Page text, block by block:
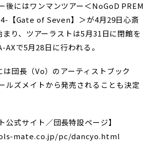
後にはワンマンツアー＜NoGoD PREM
【Gate of Seven】＞が4月29日心斎
り、ツアーラストは5月31日に閉館を
で5月28日に行われる。
は団長（Vo）のアーティストブック
ルズメイトから発売されることも決定
公式サイト／団長特設ページ】
mate.co.jp/pc/dancyo.html